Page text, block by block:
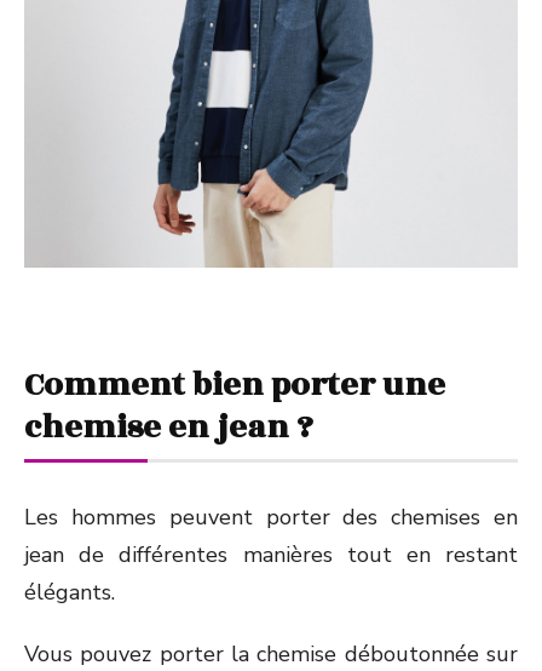
Comment bien porter une
chemise en jean ?
Les hommes peuvent porter des chemises en
jean de différentes manières tout en restant
élégants.
Vous pouvez porter la chemise déboutonnée sur